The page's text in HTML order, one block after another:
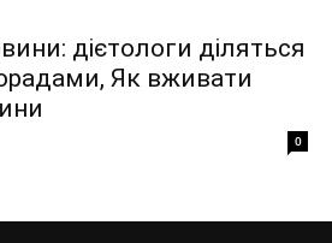
дієтологи діляться
Як вживати
0